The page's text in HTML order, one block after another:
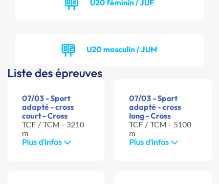
U20 féminin / JUF
U20 masculin / JUM
Liste des épreuves
07/03 - Sport
adapté - cross
court - Cross
TCF / TCM - 3210
m
Plus d'infos
07/03 - Sport
adapté - cross
long - Cross
TCF / TCM - 5100
m
Plus d'infos